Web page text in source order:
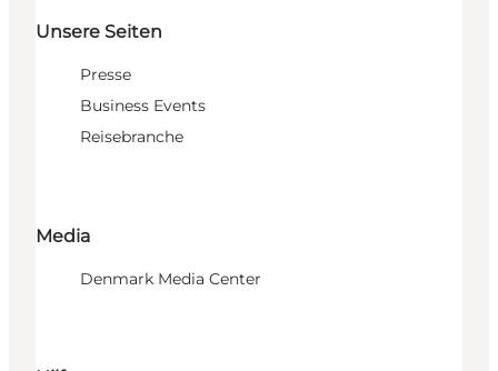
Unsere Seiten
Presse
Business Events
Reisebranche
Media
Denmark Media Center